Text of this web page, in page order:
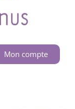
Mon compte